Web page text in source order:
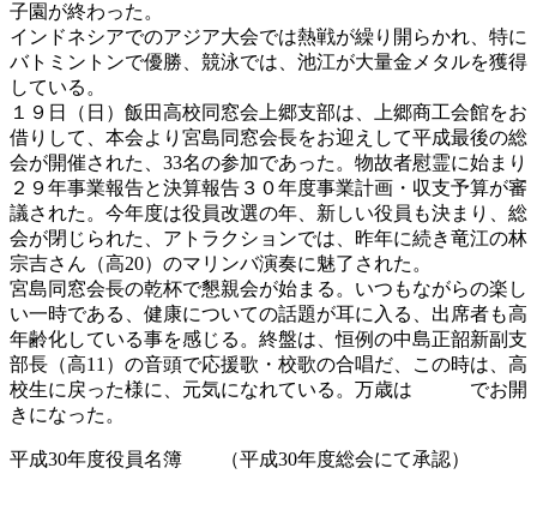
子園が終わった。
インドネシアでのアジア大会では熱戦が繰り開らかれ、特に
バトミントンで優勝、競泳では、池江が大量金メタルを獲得
している。
１９日（日）飯田高校同窓会上郷支部は、上郷商工会館をお
借りして、本会より宮島同窓会長をお迎えして平成最後の総
会が開催された、33名の参加であった。物故者慰霊に始まり
２９年事業報告と決算報告３０年度事業計画・収支予算が審
議された。今年度は役員改選の年、新しい役員も決まり、総
会が閉じられた、アトラクションでは、昨年に続き竜江の林
宗吉さん（高20）のマリンバ演奏に魅了された。
宮島同窓会長の乾杯で懇親会が始まる。いつもながらの楽し
い一時である、健康についての話題が耳に入る、出席者も高
年齢化している事を感じる。終盤は、恒例の中島正韶新副支
部長（高11）の音頭で応援歌・校歌の合唱だ、この時は、高
校生に戻った様に、元気になれている。万歳は でお開
きになった。
平成30年度役員名簿 （平成30年度総会にて承認）